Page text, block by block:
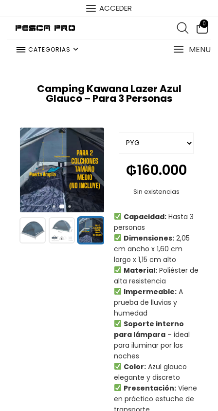
ACCEDER
Pesca Pro 0
CATEGORIAS MENU
Camping Kawana Lazer Azul
Glauco – Para 3 Personas
Capacidad:Hasta 3
personas
Dimensiones:2,05
cm ancho x 1,60 cm
largo x 1,15 cm alto
Material:Poliéster de
alta resistencia
Impermeable:A
prueba de lluvias y
humedad
Soporte interno
para lámpara – ideal
para iluminar por las
noches
Color:Azul glauco
elegante y discreto
Presentación:Viene
en práctico estuche de
Sin existencias
₲160.000